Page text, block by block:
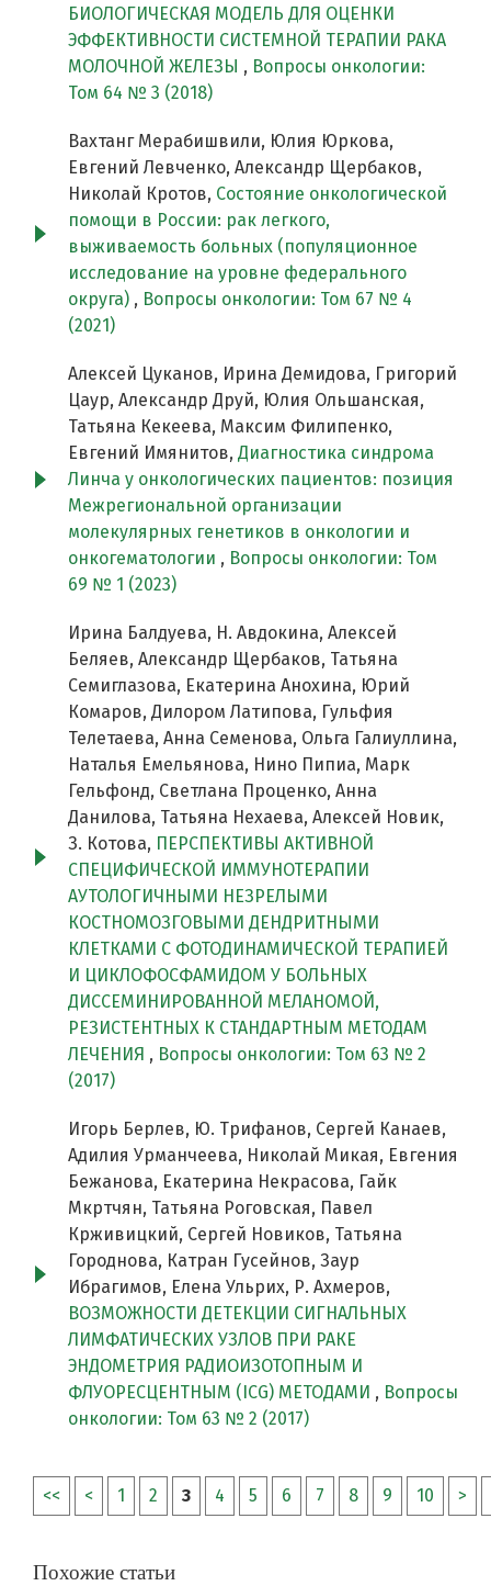
БИОЛОГИЧЕСКАЯ МОДЕЛЬ ДЛЯ ОЦЕНКИ
ЭФФЕКТИВНОСТИ СИСТЕМНОЙ ТЕРАПИИ РАКА
МОЛОЧНОЙ ЖЕЛЕЗЫ , Вопросы онкологии:
Том 64 № 3 (2018)
Вахтанг Мерабишвили, Юлия Юркова,
Евгений Левченко, Александр Щербаков,
Николай Кротов, Состояние онкологической
помощи в России: рак легкого,
выживаемость больных (популяционное
исследование на уровне федерального
округа) , Вопросы онкологии: Том 67 № 4
(2021)
Алексей Цуканов, Ирина Демидова, Григорий
Цаур, Александр Друй, Юлия Ольшанская,
Татьяна Кекеева, Максим Филипенко,
Евгений Имянитов, Диагностика синдрома
Линча у онкологических пациентов: позиция
Межрегиональной организации
молекулярных генетиков в онкологии и
онкогематологии , Вопросы онкологии: Том
69 № 1 (2023)
Ирина Балдуева, Н. Авдокина, Алексей
Беляев, Александр Щербаков, Татьяна
Семиглазова, Екатерина Анохина, Юрий
Комаров, Дилором Латипова, Гульфия
Телетаева, Анна Семенова, Ольга Галиуллина,
Наталья Емельянова, Нино Пипиа, Марк
Гельфонд, Светлана Проценко, Анна
Данилова, Татьяна Нехаева, Алексей Новик,
З. Котова, ПЕРСПЕКТИВЫ АКТИВНОЙ
СПЕЦИФИЧЕСКОЙ ИММУНОТЕРАПИИ
АУТОЛОГИЧНЫМИ НЕЗРЕЛЫМИ
КОСТНОМОЗГОВЫМИ ДЕНДРИТНЫМИ
КЛЕТКАМИ С ФОТОДИНАМИЧЕСКОЙ ТЕРАПИЕЙ
И ЦИКЛОФОСФАМИДОМ У БОЛЬНЫХ
ДИССЕМИНИРОВАННОЙ МЕЛАНОМОЙ,
РЕЗИСТЕНТНЫХ К СТАНДАРТНЫМ МЕТОДАМ
ЛЕЧЕНИЯ , Вопросы онкологии: Том 63 № 2
(2017)
Игорь Берлев, Ю. Трифанов, Сергей Канаев,
Адилия Урманчеева, Николай Микая, Евгения
Бежанова, Екатерина Некрасова, Гайк
Мкртчян, Татьяна Роговская, Павел
Крживицкий, Сергей Новиков, Татьяна
Городнова, Катран Гусейнов, Заур
Ибрагимов, Елена Ульрих, Р. Ахмеров,
ВОЗМОЖНОСТИ ДЕТЕКЦИИ СИГНАЛЬНЫХ
ЛИМФАТИЧЕСКИХ УЗЛОВ ПРИ РАКЕ
ЭНДОМЕТРИЯ РАДИОИЗОТОПНЫМ И
ФЛУОРЕСЦЕНТНЫМ (ICG) МЕТОДАМИ , Вопросы
онкологии: Том 63 № 2 (2017)
<< < 1 2 3 4 5 6 7 8 9 10 >
Похожие статьи